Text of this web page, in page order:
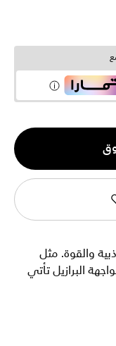
والقوة. مثل
البرازيل تأتي